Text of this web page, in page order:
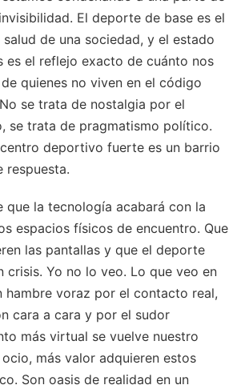
El deporte de base es el
de una sociedad, y el estado
es el reflejo exacto de cuánto nos
quienes no viven en el código
se trata de nostalgia por el
se trata de pragmatismo político.
deportivo fuerte es un barrio
respuesta.
que la tecnología acabará con la
espacios físicos de encuentro. Que
las pantallas y que el deporte
crisis. Yo no lo veo. Lo que veo en
hambre voraz por el contacto real,
cara a cara y por el sudor
más virtual se vuelve nuestro
más valor adquieren estos
Son oasis de realidad en un